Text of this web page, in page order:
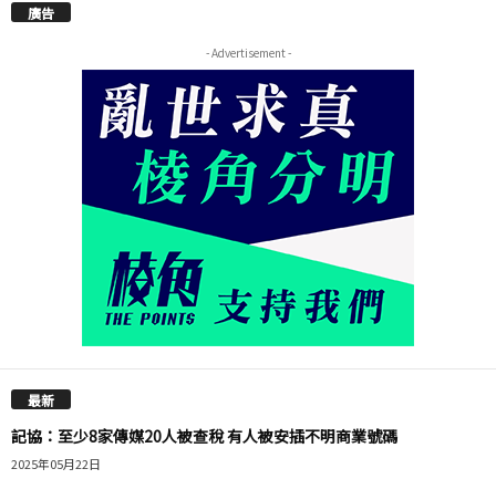
廣告
- Advertisement -
最新
記協：至少8家傳媒20人被查稅 有人被安插不明商業號碼
2025年05月22日